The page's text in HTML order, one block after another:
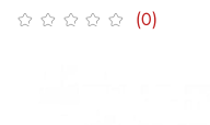
(0)